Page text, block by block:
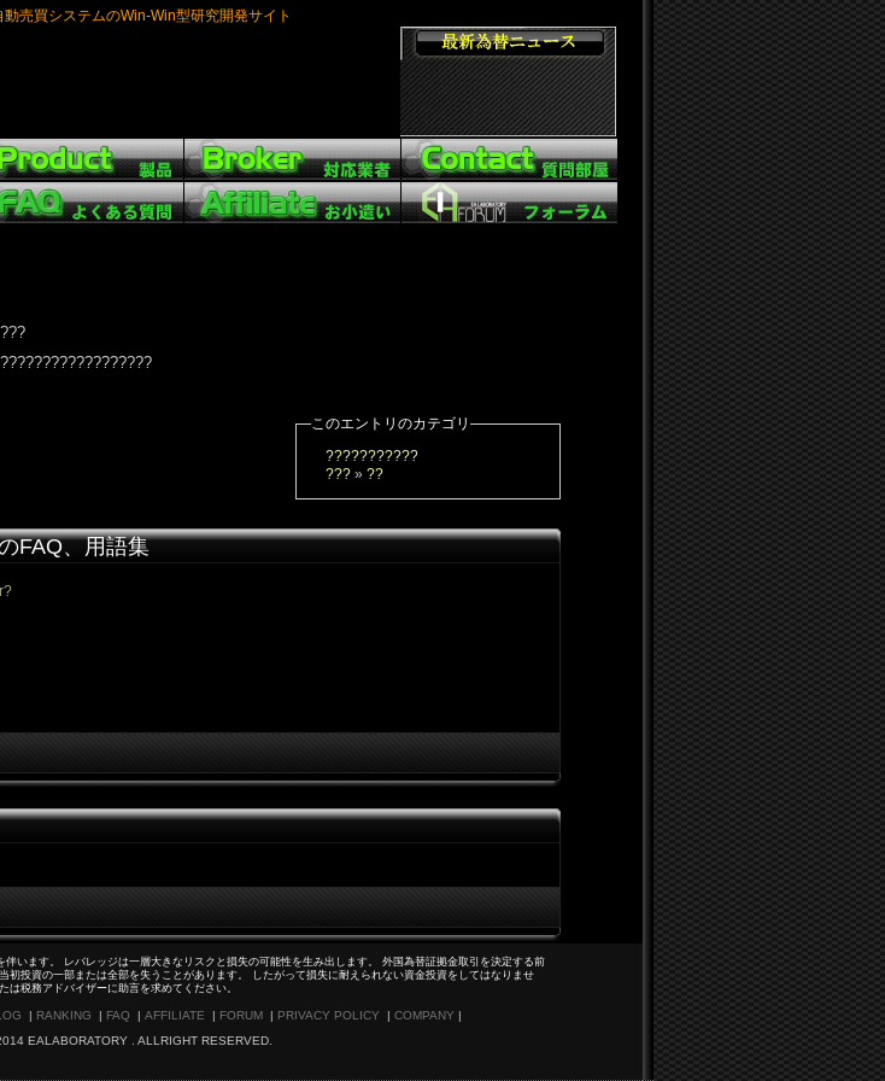
動売買システムのWin-Win型研究開発サイト
このエントリのカテゴリ
???????????
??? »??
FAQ、用語集
います。 レバレッジは一層大きなリスクと損失の可能性を生み出します。 外国為替証拠金取引を決定する前
投資の一部または全部を失うことがあります。 したがって損失に耐えられない資金投資をしてはなりませ
税務アドバイザーに助言を求めてください。
| RANKING | FAQ| AFFILIATE | FORUM| PRIVACY POLICY | COMPANY |
EALABORATORY . ALLRIGHT RESERVED.